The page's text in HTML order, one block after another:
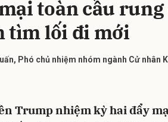
toàn cầu
tìm lối đi mới
Phó chủ nhiệm nhóm ngành Cử nhân
Trump nhiệm kỳ hai đẩy